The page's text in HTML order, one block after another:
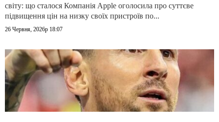
світу: що сталося Компанія Apple оголосила про суттєве
підвищення цін на низку своїх пристроїв по...
26 Червня, 2026р 18:07